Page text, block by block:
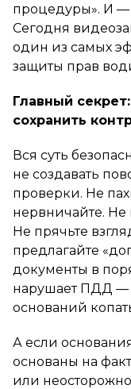
процедуры». И —
Сегодня
один из самых
защиты прав
Главный
сохранить
Вся суть
не создавать
проверки. Не
нервничайте. Не
Не прячьте
предлагайте
документы в
нарушает ПДД —
оснований
А если
основаны на
или